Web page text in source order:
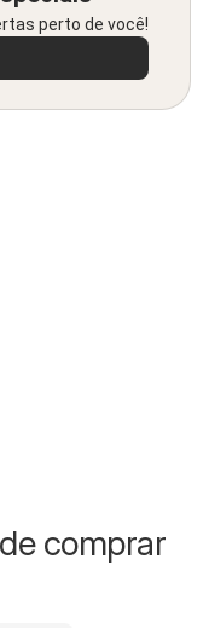
perto de você!
comprar